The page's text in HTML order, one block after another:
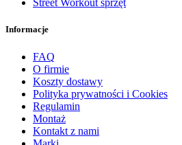
Street Workout sprzęt
Informacje
FAQ
O firmie
Koszty dostawy
Polityka prywatności i Cookies
Regulamin
Montaż
Kontakt z nami